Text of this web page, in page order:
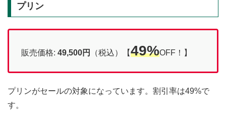
プリン
販売価格: 49,500円 （税込）【49%OFF！】
プリンがセールの対象になっています。割引率は49%で
す。